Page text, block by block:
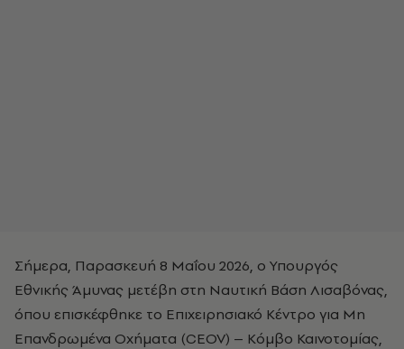
Σήμερα, Παρασκευή 8 Μαΐου 2026, ο Υπουργός
Εθνικής Άμυνας μετέβη στη Ναυτική Βάση Λισαβόνας,
όπου επισκέφθηκε το Επιχειρησιακό Κέντρο για Μη
Επανδρωμένα Οχήματα (CEOV) – Κόμβο Καινοτομίας,